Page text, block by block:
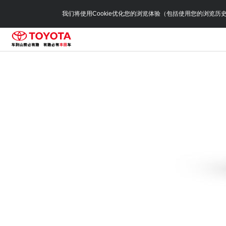
我们将使用Cookie优化您的浏览体验（包括使用您的浏览历